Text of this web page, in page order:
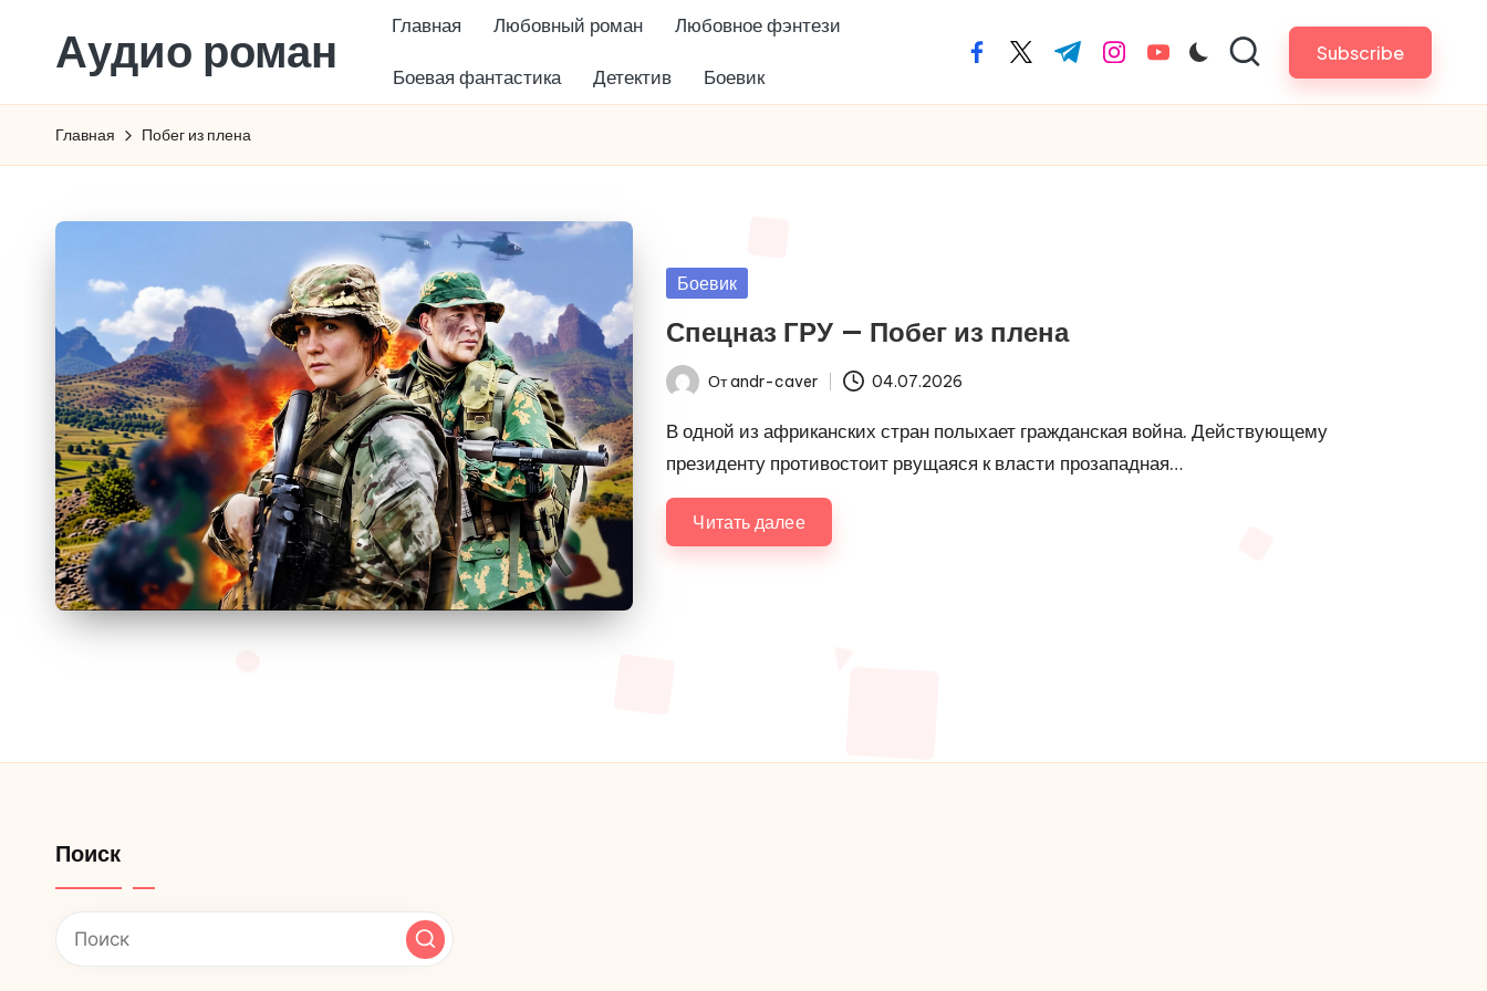
ПерейтиАудио роман Главная Любовный роман Любовное фэнтези
Боевая фантастика Детектив Боевик
facebook.com
twitter.com
t.me instagram.com
youtube.com Subscribe
Главная Побег из плена
Опубликовано
Боевик
Спецназ ГРУ — Побег из плена
Запись
от
Отandr-caver 04.07.2026
В одной из африканских стран полыхает гражданская война. Действующему
президенту противостоит рвущаяся к власти прозападная…
Читать далее
Поиск